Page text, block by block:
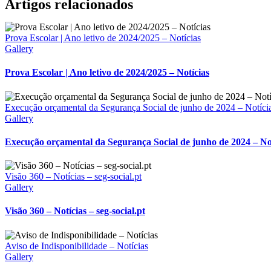
(necessário
mas
não
publicado)
Artigos relacionados
Prova Escolar | Ano letivo de 2024/2025 – Notícias
Gallery
Prova Escolar | Ano letivo de 2024/2025 – Notícias
Execução orçamental da Segurança Social de junho de 2024 –
Gallery
Execução orçamental da Segurança Social de junho de 2024 –
Visão 360 – Notícias – seg-social.pt
Gallery
Visão 360 – Notícias – seg-social.pt
Aviso de Indisponibilidade – Notícias
Gallery